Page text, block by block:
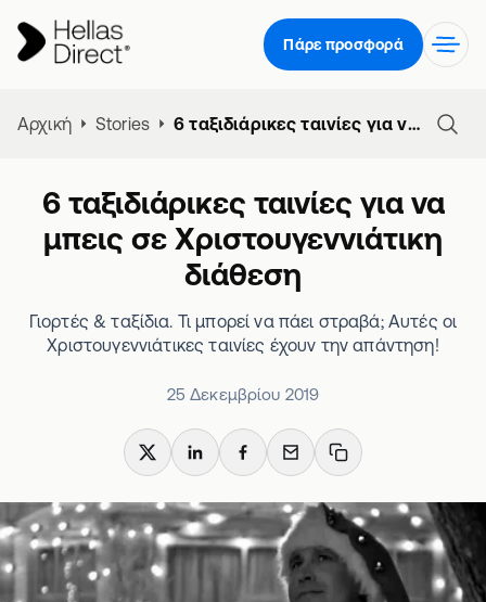
Πάρε προσφορά
Αρχική Stories 6 ταξιδιάρικες ταινίες για να μπεις σε Χριστουγεννιάτικη διάθεση
6 ταξιδιάρικες ταινίες για να
μπεις σε Χριστουγεννιάτικη
διάθεση
Γιορτές & ταξίδια. Τι μπορεί να πάει στραβά; Αυτές οι
Χριστουγεννιάτικες ταινίες έχουν την απάντηση!
25 Δεκεμβρίου 2019
X LinkedInFacebook
Email Copy link